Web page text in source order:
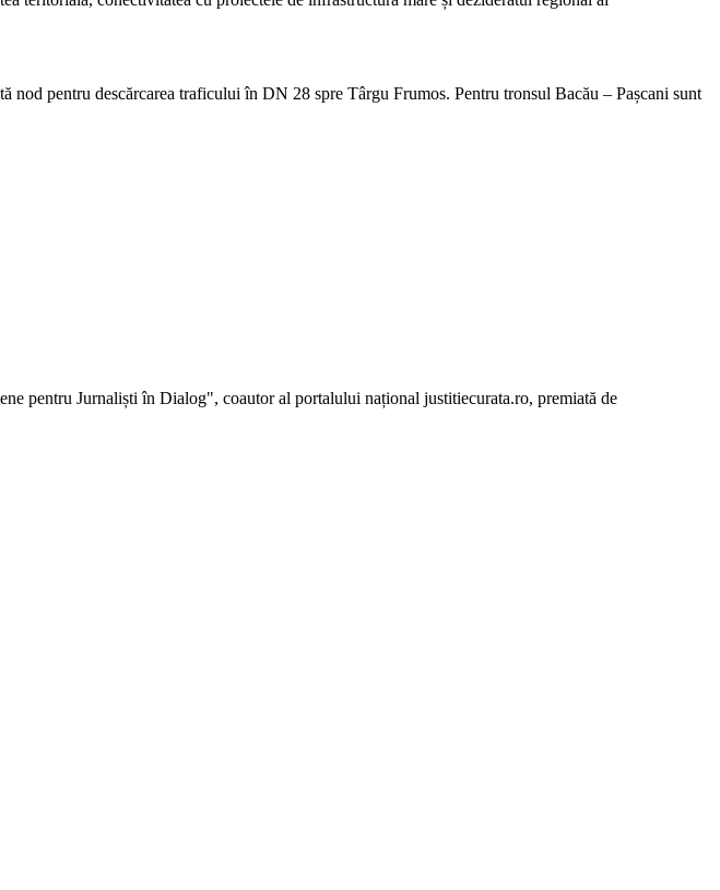
pentru descărcarea traficului în DN 28 spre Târgu Frumos. Pentru tronsul Bacău – Pașcani sunt
pentru Jurnaliști în Dialog", coautor al portalului național justitiecurata.ro, premiată de